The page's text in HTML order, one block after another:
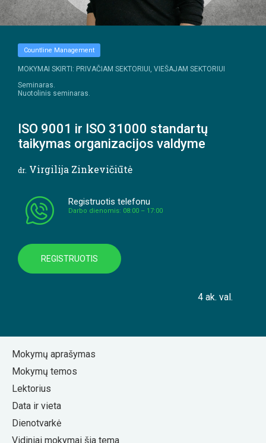
Countline Management
MOKYMAI SKIRTI: PRIVAČIAM SEKTORIUI, VIEŠAJAM SEKTORIUI
Seminaras.
Nuotolinis seminaras.
ISO 9001 ir ISO 31000 standartų
taikymas organizacijos valdyme
dr. Virgilija Zinkevičiūtė
Registruotis telefonu
Darbo dienomis: 08:00 – 17:00
REGISTRUOTIS
4 ak. val.
Mokymų aprašymas
Mokymų temos
Lektorius
Data ir vieta
Dienotvarkė
Vidiniai mokymai šia tema